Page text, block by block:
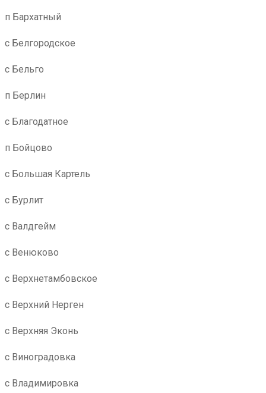
п Бархатный
с Белгородское
с Бельго
п Берлин
с Благодатное
п Бойцово
с Большая Картель
с Бурлит
с Валдгейм
с Венюково
с Верхнетамбовское
с Верхний Нерген
с Верхняя Эконь
с Виноградовка
с Владимировка